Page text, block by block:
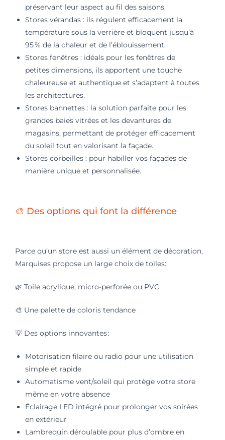
préservant leur aspect au fil des saisons.
Stores vérandas : ils régulent efficacement la
température sous la verrière et bloquent jusqu’à
95 % de la chaleur et de l’éblouissement.
Stores fenêtres : idéals pour les fenêtres de
petites dimensions, ils apportent une touche
chaleureuse et authentique et s’adaptent à toutes
les architectures.
Stores bannettes : la solution parfaite pour les
grandes baies vitrées et les devantures de
magasins, permettant de protéger efficacement
du soleil tout en valorisant la façade.
Stores corbeilles : pour habiller vos façades de
manière unique et personnalisée.
🎨 Des options qui font la différence
Parce qu’un store est aussi un élément de décoration,
Marquises propose un large choix de toiles:
🌿 Toile acrylique, micro-perforée ou PVC
🎨 Une palette de coloris tendance
💡 Des options innovantes :
Motorisation filaire ou radio pour une utilisation
simple et rapide
Automatisme vent/soleil qui protège votre store
même en votre absence
Éclairage LED intégré pour prolonger vos soirées
en extérieur
Lambrequin déroulable pour plus d’ombre en